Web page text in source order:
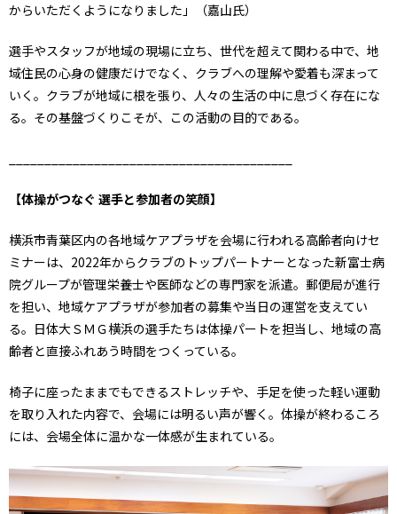
からいただくようになりました」（嘉山氏）
選手やスタッフが地域の現場に立ち、世代を超えて関わる中で、地
域住民の心身の健康だけでなく、クラブへの理解や愛着も深まって
いく。クラブが地域に根を張り、人々の生活の中に息づく存在にな
る。その基盤づくりこそが、この活動の目的である。
【体操がつなぐ 選手と参加者の笑顔】
横浜市青葉区内の各地域ケアプラザを会場に行われる高齢者向けセ
ミナーは、2022年からクラブのトップパートナーとなった新富士病
院グループが管理栄養士や医師などの専門家を派遣。郵便局が進行
を担い、地域ケアプラザが参加者の募集や当日の運営を支えてい
る。日体大ＳＭＧ横浜の選手たちは体操パートを担当し、地域の高
齢者と直接ふれあう時間をつくっている。
椅子に座ったままでもできるストレッチや、手足を使った軽い運動
を取り入れた内容で、会場には明るい声が響く。体操が終わるころ
には、会場全体に温かな一体感が生まれている。